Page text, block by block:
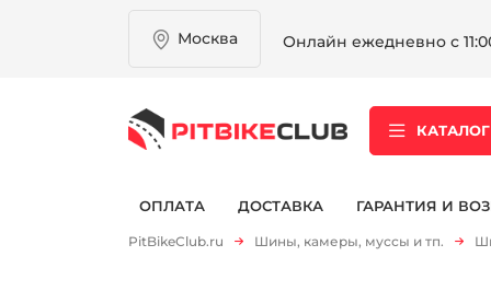
Москва Онлайн ежедневно с
КАТАЛОГ
ОПЛАТА ДОСТАВКА ГАРАНТИЯ И
PitBikeClub.ru Шины, камеры, муссы и тп.